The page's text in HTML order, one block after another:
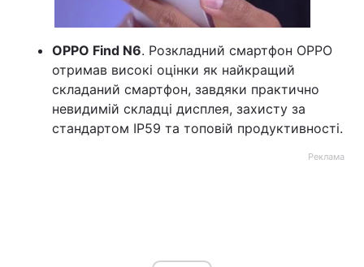
OPPO Find N6. Розкладний смартфон OPPO
отримав високі оцінки як найкращий
складаний смартфон, завдяки практично
невидимій складці дисплея, захисту за
стандартом IP59 та топовій продуктивності.
Реклама